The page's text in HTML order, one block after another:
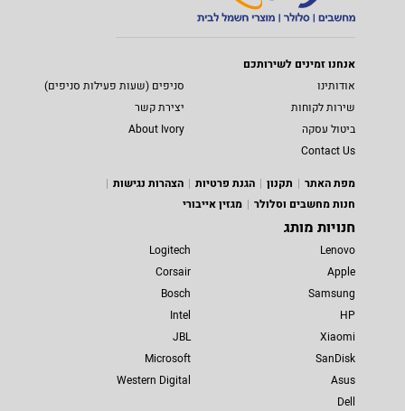
אנחנו זמינים לשירותכם
אודותינו
סניפים (שעות פעילות סניפים)
שירות לקוחות
יצירת קשר
ביטול עסקה
About Ivory
Contact Us
מפת האתר
תקנון הגנת פרטיות
הצהרות נגישות
חנות מחשבים וסלולר
מגזין אייבורי
חנויות מותג
Lenovo
Apple
Samsung
HP
Xiaomi
SanDisk
Asus
Dell
Logitech
Corsair
Bosch
Intel
JBL
Microsoft
Western Digital